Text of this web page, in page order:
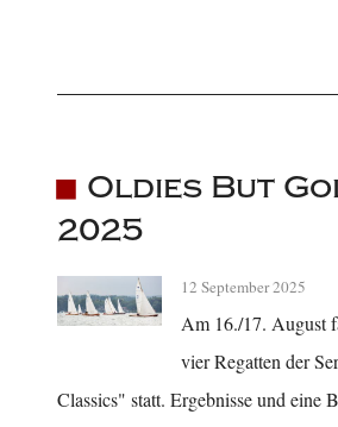
Oldies But
2025
12 September 2025
Am 16./17. August
vier Regatten der
Classics" statt. Ergebnisse und eine